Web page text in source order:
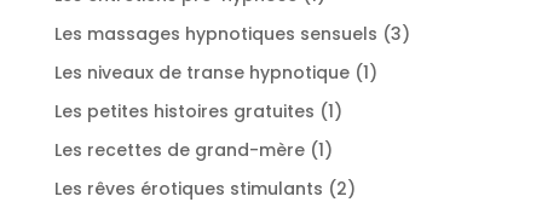
produit
Les massages hypnotiques sensuels 33
Les niveaux de transe hypnotique 11
Les petites histoires gratuites 11
Les recettes de grand-mère 11
produit
Les rêves érotiques stimulants 22